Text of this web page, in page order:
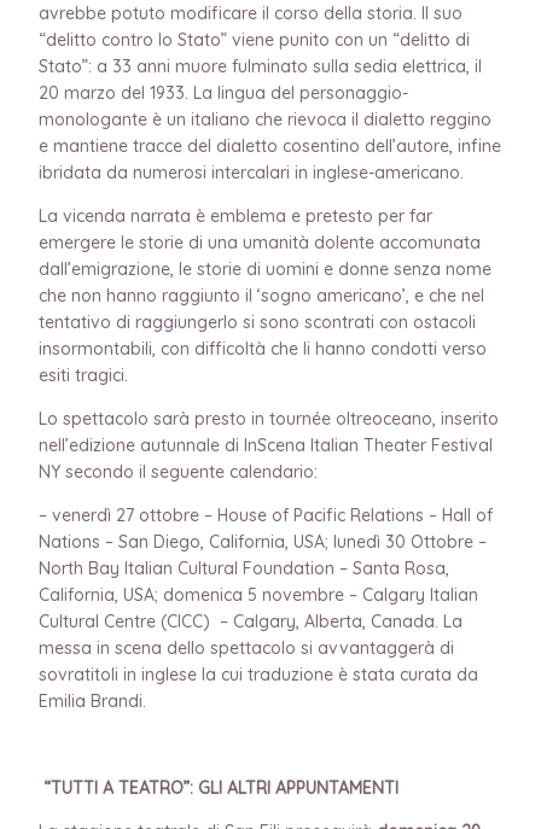
avrebbe potuto modificare il corso della storia. Il suo
“delitto contro lo Stato” viene punito con un “delitto di
Stato”: a 33 anni muore fulminato sulla sedia elettrica, il
20 marzo del 1933. La lingua del personaggio-
monologante è un italiano che rievoca il dialetto reggino
e mantiene tracce del dialetto cosentino dell’autore, infine
ibridata da numerosi intercalari in inglese-americano.
La vicenda narrata è emblema e pretesto per far
emergere le storie di una umanità dolente accomunata
dall’emigrazione, le storie di uomini e donne senza nome
che non hanno raggiunto il ‘sogno americano’, e che nel
tentativo di raggiungerlo si sono scontrati con ostacoli
insormontabili, con difficoltà che li hanno condotti verso
esiti tragici.
Lo spettacolo sarà presto in tournée oltreoceano, inserito
nell’edizione autunnale di InScena Italian Theater Festival
NY secondo il seguente calendario:
– venerdì 27 ottobre – House of Pacific Relations – Hall of
Nations – San Diego, California, USA; lunedì 30 Ottobre –
North Bay Italian Cultural Foundation – Santa Rosa,
California, USA; domenica 5 novembre – Calgary Italian
Cultural Centre (CICC) – Calgary, Alberta, Canada. La
messa in scena dello spettacolo si avvantaggerà di
sovratitoli in inglese la cui traduzione è stata curata da
Emilia Brandi.
“TUTTI A TEATRO”: GLI ALTRI APPUNTAMENTI